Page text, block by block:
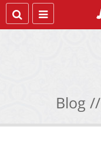
Blog //